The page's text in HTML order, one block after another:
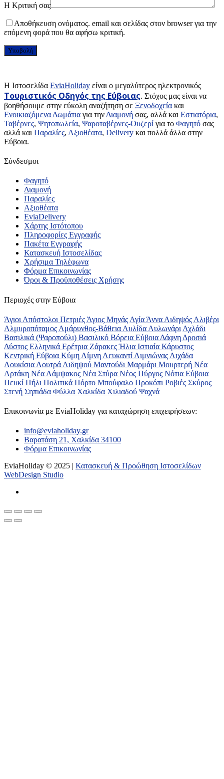
Η Κριτική σας
Αποθήκευση ονόματος. email και σελίδας στον browser για την
επόμενη φορά που θα αφήσω κριτική.
H Ιστοσελίδα EviaHoliday είναι ο μεγαλύτερος ηλεκτρονικός
Τουριστικός Οδηγός της Εύβοιας. Στόχος μας είναι να
βοηθήσουμε στην εύκολη αναζήτηση σε Ξενοδοχεία και
Ενοικιαζόμενα Δωμάτια για την Διαμονή σας, αλλά και Εστιατόρια,
Ταβέρνες, Ψητοπωλεία, Ψαροταβέρνες-Ουζερί για το Φαγητό σας
αλλά και Παραλίες, Αξιοθέατα, Delivery και πολλά άλλα στην
Εύβοια.
Σύνδεσμοι
Φαγητό
Διαμονή
Παραλίες
Αξιοθέατα
EviaDelivery
Χάρτης Ιστότοπου
Πληροφορίες Εγγραφής
Πακέτα Εγγραφής
Κατασκευή Ιστοσελίδας
Χρήσιμα Τηλέφωνα
Φόρμα Επικοινωνίας
Όροι & Προϋποθέσεις Xρήσης
Περιοχές στην Εύβοια
Άγιοι Απόστολοι Πετριές Άγιος Μηνάς Αγία Άννα Αιδηψός Αλιβέρι
Αλμυροπόταμος Αμάρυνθος-Βάθεια Αυλίδα Αυλωνάρι Αχλάδι
Βασιλικά (Ψαροπούλι) Βασιλικό Βόρεια Εύβοια Δάφνη Δροσιά
Δύστος Ελληνικά Ερέτρια ΖάρακεςΉλια Ιστιαία Κάρυστος
Κεντρική Εύβοια Κύμη Λίμνη Λευκαντί Λιμνιώνας Λιχάδα
Λουκίσια Λουτρά Αιδηψού Μαντούδι Μαρμάρι Μουρτερή Νέα
Αρτάκη Νέα Λάμψακος Νέα Στύρα Νέος Πύργος Νότια Εύβοια
Πευκί Πήλι Πολιτικά Πόρτο Μπούφαλο Προκόπι Ροβιές Σκύρος
Στενή Σηπιάδα Φύλλα Χαλκίδα Χιλιαδού Ψαχνά
Επικοινωνία με ΕviaHoliday για καταχώρηση επιχειρήσεων:
info@eviaholiday.gr
Βαρατάση 21, Χαλκίδα 34100
Φόρμα Επικοινωνίας
EviaHoliday © 2025 | Κατασκευή & Προώθηση Ιστοσελίδων
WebDesign Studio